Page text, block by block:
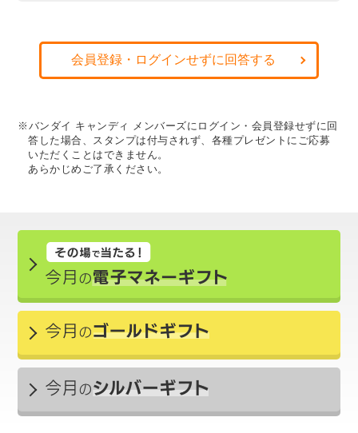
会員登録・ログインせずに回答する
※バンダイ キャンディ メンバーズにログイン・会員登録せずに回
答した場合、スタンプは付与されず、各種プレゼントにご応募
いただくことはできません。
あらかじめご了承ください。